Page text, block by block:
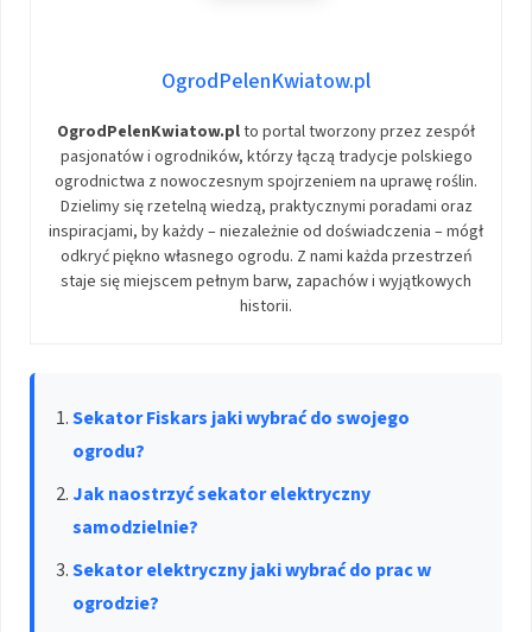
OgrodPelenKwiatow.pl
OgrodPelenKwiatow.plto portal tworzony przez zespół
pasjonatów i ogrodników, którzy łączą tradycje polskiego
ogrodnictwa z nowoczesnym spojrzeniem na uprawę roślin.
Dzielimy się rzetelną wiedzą, praktycznymi poradami oraz
inspiracjami, by każdy – niezależnie od doświadczenia – mógł
odkryć piękno własnego ogrodu. Z nami każda przestrzeń
staje się miejscem pełnym barw, zapachów i wyjątkowych
historii.
Sekator Fiskars jaki wybrać do swojego
ogrodu?
Jak naostrzyć sekator elektryczny
samodzielnie?
Sekator elektryczny jaki wybrać do prac w
ogrodzie?